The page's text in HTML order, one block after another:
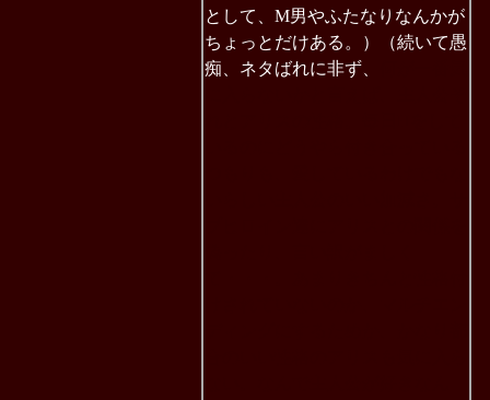
として、M男やふたなりなんかが
ちょっとだけある。）（続いて愚
痴、ネタばれに非ず、